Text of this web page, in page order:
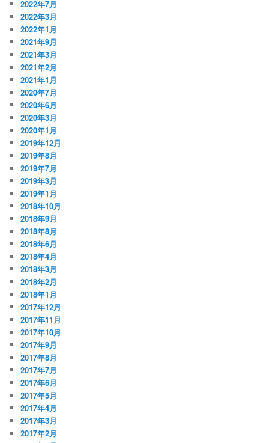
2022年7月
2022年3月
2022年1月
2021年9月
2021年3月
2021年2月
2021年1月
2020年7月
2020年6月
2020年3月
2020年1月
2019年12月
2019年8月
2019年7月
2019年3月
2019年1月
2018年10月
2018年9月
2018年8月
2018年6月
2018年4月
2018年3月
2018年2月
2018年1月
2017年12月
2017年11月
2017年10月
2017年9月
2017年8月
2017年7月
2017年6月
2017年5月
2017年4月
2017年3月
2017年2月